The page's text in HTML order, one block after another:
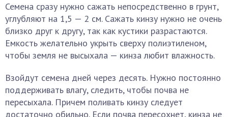
Семена сразу нужно сажать непосредственно в грунт,
углубляют на 1,5 — 2 см. Сажать кинзу нужно не очень
близко друг к другу, так как кустики разрастаются.
Емкость желательно укрыть сверху полиэтиленом,
чтобы земля не высыхала — кинза любит влажность.
Взойдут семена дней через десять. Нужно постоянно
поддерживать влагу, следить, чтобы почва не
пересыхала. Причем поливать кинзу следует
достаточно обильно. Если почва пересохнет, кинза не